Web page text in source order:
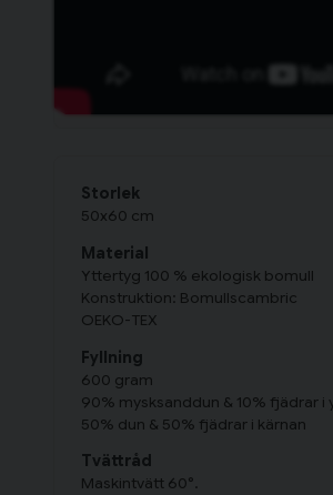
Storlek
50x60 cm
Material
Yttertyg 100 % ekologisk bomull
Konstruktion: Bomullscambric
OEKO-TEX
Fyllning
600 gram
90% mysksanddun & 10% fjädrar
50% dun & 50% fjädrar i kärnan
Tvättråd
Maskintvätt 60°.